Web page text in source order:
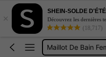
×
SHEIN-SOLDE D'ÉTÉ
Découvrez les dernières
(18,717)
Robe Femme été
Maillot De Bain